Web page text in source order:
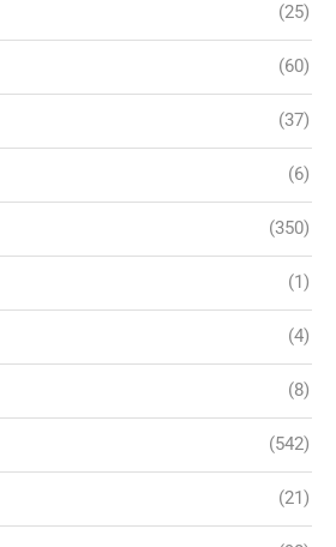
(25)
(60)
(37)
(6)
(350)
(1)
(4)
(8)
(542)
(21)